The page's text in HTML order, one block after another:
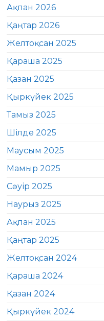
Ақпан 2026
Қаңтар 2026
Желтоқсан 2025
Қараша 2025
Қазан 2025
Қыркүйек 2025
Тамыз 2025
Шілде 2025
Маусым 2025
Мамыр 2025
Сәуір 2025
Наурыз 2025
Ақпан 2025
Қаңтар 2025
Желтоқсан 2024
Қараша 2024
Қазан 2024
Қыркүйек 2024